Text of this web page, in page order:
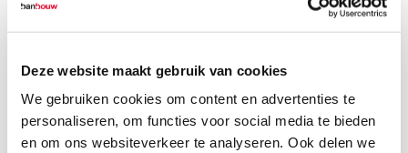
Deze website maakt gebruik van cookies
We gebruiken cookies om content en advertenties te
personaliseren, om functies voor social media te bieden
en om ons websiteverkeer te analyseren. Ook delen we